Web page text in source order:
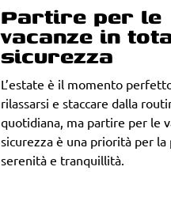
Partire per le
vacanze in
sicurezza
L’estate è il momento
rilassarsi e staccare dalla
quotidiana, ma partire per le
sicurezza è una priorità per la
serenità e tranquillità.